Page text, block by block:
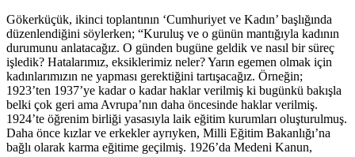
Gökerküçük, ikinci toplantının ‘Cumhuriyet ve Kadın’ başlığında
düzenlendiğini söylerken; “Kuruluş ve o günün mantığıyla kadının
durumunu anlatacağız. O günden bugüne geldik ve nasıl bir süreç
işledik? Hatalarımız, eksiklerimiz neler? Yarın egemen olmak için
kadınlarımızın ne yapması gerektiğini tartışacağız. Örneğin;
1923’ten 1937’ye kadar o kadar haklar verilmiş ki bugünkü bakışla
belki çok geri ama Avrupa’nın daha öncesinde haklar verilmiş.
1924’te öğrenim birliği yasasıyla laik eğitim kurumları oluşturulmuş.
Daha önce kızlar ve erkekler ayrıyken, Milli Eğitim Bakanlığı’na
bağlı olarak karma eğitime geçilmiş. 1926’da Medeni Kanun,